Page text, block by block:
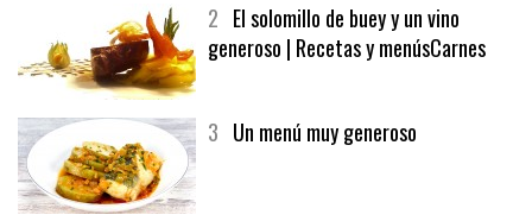
2 El solomillo de buey y un vino
generoso | Recetas y menúsCarnes
3 Un menú muy generoso